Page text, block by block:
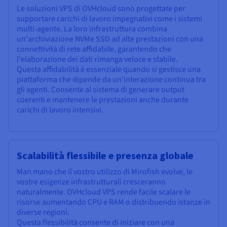
Le soluzioni VPS di OVHcloud sono progettate per
supportare carichi di lavoro impegnativi come i sistemi
multi-agente. La loro infrastruttura combina
un'archiviazione NVMe SSD ad alte prestazioni con una
connettività di rete affidabile, garantendo che
l'elaborazione dei dati rimanga veloce e stabile.
Questa affidabilità è essenziale quando si gestisce una
piattaforma che dipende da un'interazione continua tra
gli agenti. Consente al sistema di generare output
coerenti e mantenere le prestazioni anche durante
carichi di lavoro intensivi.
Scalabilità flessibile e presenza globale
Man mano che il vostro utilizzo di Mirofish evolve, le
vostre esigenze infrastrutturali cresceranno
naturalmente. OVHcloud VPS rende facile scalare le
risorse aumentando CPU e RAM o distribuendo istanze in
diverse regioni.
Questa flessibilità consente di iniziare con una